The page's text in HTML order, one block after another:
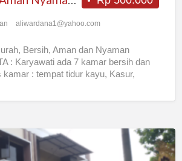
aliwardana1@yahoo.com
Bersih, Aman dan Nyaman
: Karyawati ada 7 kamar bersih dan
kamar : tempat tidur kayu, Kasur,